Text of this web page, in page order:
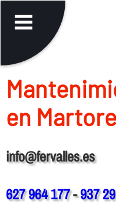
en
info@fervalles.es
627 964 177-937